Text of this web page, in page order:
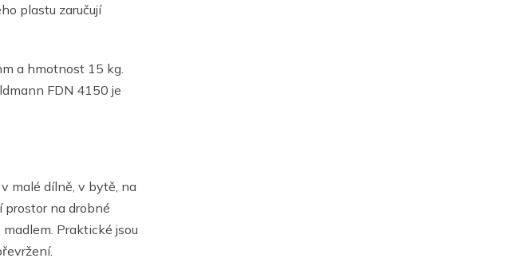
plastu zaručují
a hmotnost 15 kg.
FDN 4150 je
malé dílně, v bytě, na
na drobné
Praktické jsou